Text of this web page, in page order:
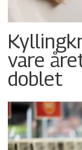
vare
doblet